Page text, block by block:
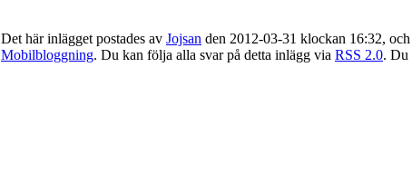
Det här inlägget postades av Jojsan den 2012-03-31 klockan 16:32,
Mobilbloggning. Du kan följa alla svar på detta inlägg via RSS 2.0. Du